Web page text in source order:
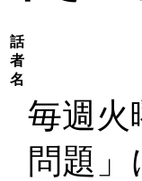
話
者
名
毎週火
問題